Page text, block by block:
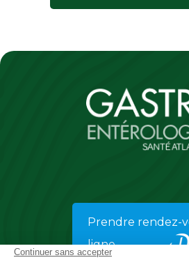
Prendre rendez-
ligne